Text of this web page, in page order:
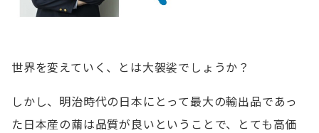
世界を変えていく、とは大袈裟でしょうか？
しかし、明治時代の日本にとって最大の輸出品であっ
た日本産の繭は品質が良いということで、とても高価